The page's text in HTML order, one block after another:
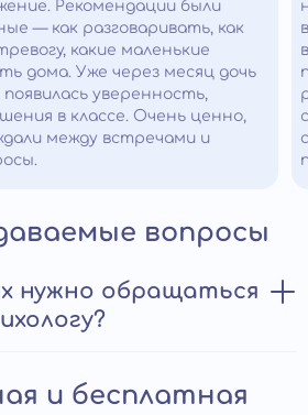
Рекомендации были
— как разговаривать, как
какие маленькие
дома. Уже через месяц дочь
уверенность,
в классе. Очень ценно,
между встречами и
вопросы
нужно обращаться
и бесплатная